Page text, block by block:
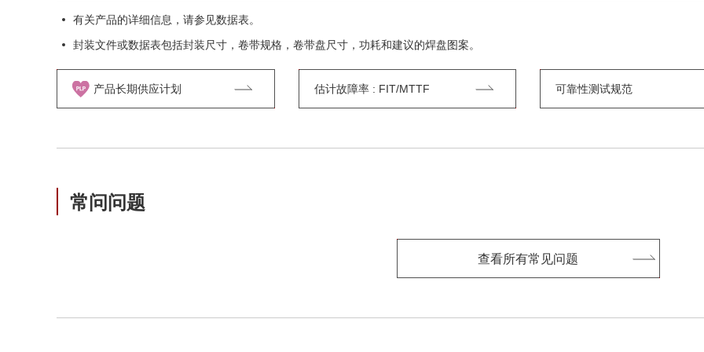
有关产品的详细信息，请参见数据表。
封装文件或数据表包括封装尺寸，卷带规格，卷带盘尺寸，功耗和建议的焊盘图案。
产品长期供应计划 估计故障率 : FIT/MTTF 可靠性测试规范
常问问题
查看所有常见问题